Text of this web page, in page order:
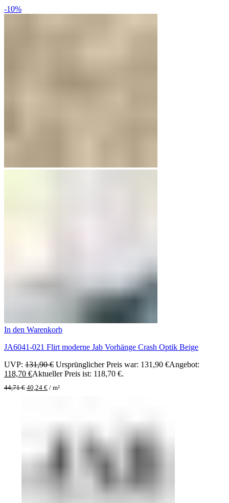
-10%
In den Warenkorb
JA6041-021 Flirt moderne Jab Vorhänge Crash Optik Beige
UVP: 131,90€ Ursprünglicher Preis war: 131,90 €Angebot:
118,70 €Aktueller Preis ist: 118,70 €.
44,71€ 40,24 € / m²